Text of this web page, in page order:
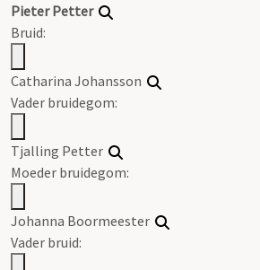
Pieter Petter
Bruid:
Catharina Johansson
Vader bruidegom:
Tjalling Petter
Moeder bruidegom:
Johanna Boormeester
Vader bruid: